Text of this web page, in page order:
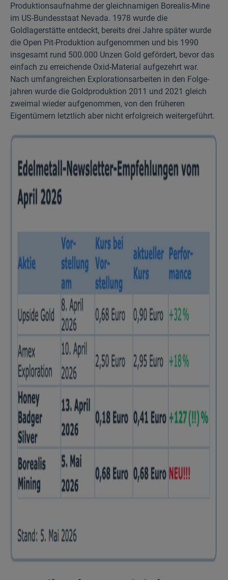
Produktionsaufnahme der gleich­namigen Borealis-Mine
im US-Bundesstaat Nevada. 1978 wurde die
Goldlagerstätte entdeckt, bereits drei Jahre später wurde
die Open Pit-Produktion aufgenommen und bis 1990
insgesamt rund 500.000 Unzen Gold gefördert, bevor das
einfach zu erreichende Oxid-Material aufgezehrt war.
Nach umfangreichen Explorations­arbeiten in den Folge­
jahren wurde die Goldproduktion 2011 und 2021 gleich
zweimal wieder aufgenommen, von den früheren
Eigentümern letztlich aber nicht erfolgreich weitergeführt.